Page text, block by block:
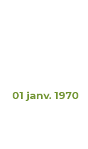
01 janv. 1970